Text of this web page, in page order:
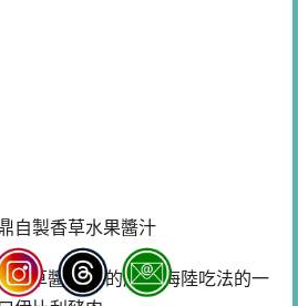
自製香草水果醬汁
香草醬.新鮮的扇貝.海陸吃法的一